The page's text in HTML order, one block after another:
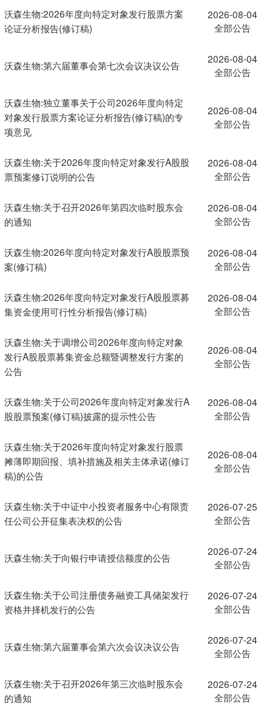
沃森生物:2026年度向特定对象发行股票方案
论证分析报告(修订稿)
2026-08-04
全部公告
沃森生物:第六届董事会第七次会议决议公告
2026-08-04
全部公告
沃森生物:独立董事关于公司2026年度向特定
对象发行股票方案论证分析报告(修订稿)的专
项意见
2026-08-04
全部公告
沃森生物:关于2026年度向特定对象发行A股股
票预案修订说明的公告
2026-08-04
全部公告
沃森生物:关于召开2026年第四次临时股东会
的通知
2026-08-04
全部公告
沃森生物:2026年度向特定对象发行A股股票预
案(修订稿)
2026-08-04
全部公告
沃森生物:2026年度向特定对象发行A股股票募
集资金使用可行性分析报告(修订稿)
2026-08-04
全部公告
沃森生物:关于调增公司2026年度向特定对象
发行A股股票募集资金总额暨调整发行方案的
公告
2026-08-04
全部公告
沃森生物:关于公司2026年度向特定对象发行A
股股票预案(修订稿)披露的提示性公告
2026-08-04
全部公告
沃森生物:关于2026年度向特定对象发行股票
摊薄即期回报、填补措施及相关主体承诺(修订
稿)的公告
2026-08-04
全部公告
沃森生物:关于中证中小投资者服务中心有限责
任公司公开征集表决权的公告
2026-07-25
全部公告
沃森生物:关于向银行申请授信额度的公告
2026-07-24
全部公告
沃森生物:关于公司注册债务融资工具储架发行
资格并择机发行的公告
2026-07-24
全部公告
沃森生物:第六届董事会第六次会议决议公告
2026-07-24
全部公告
沃森生物:关于召开2026年第三次临时股东会
的通知
2026-07-24
全部公告